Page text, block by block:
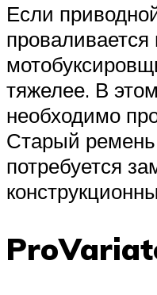
Если
тяжелее. В
необходимо
Старый ремень
потребуется